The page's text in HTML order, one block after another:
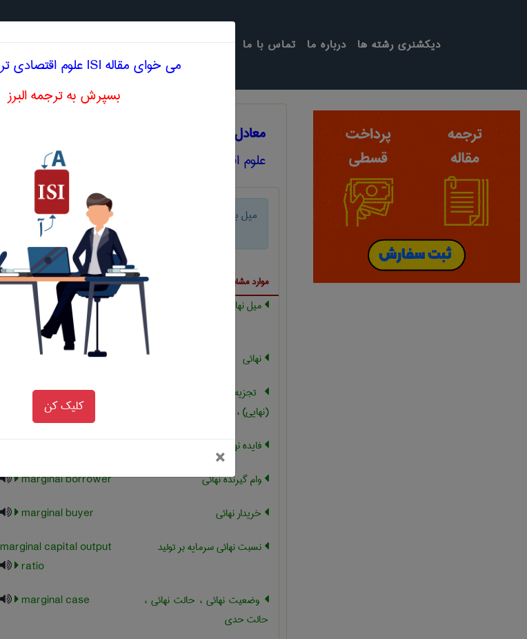
تماس با ما درباره ما دیکشنری رشته ها
معادل انگلیسی میل به پس انداز نهایی
علوم اقتصادی
میل به پس انداز نهایی
marginal propensity to
save
موارد مشابه با اصطلاح تخصصی فارسی میل به پس انداز نهایی
میل نهائی به پس انداز
marginal propensity to
save (mps)
نهائی
marginal
تجزیه و تحلیل حاشیه ای
(نهایی) ، تحلیل نهائی
marginal analysis
فایده نهائی
وام گیرنده نهائی
marginal borrower
خریدار نهائی
marginal buyer
نسبت نهائی سرمایه بر تولید
marginal capital output
ratio
وضعیت نهائی ، حالت نهائی ،
حالت حدی
marginal case
می خوای مقاله ISI علوم اقتصادی ترجمه کنی!؟
بسپرش به ترجمه البرز
کلیک کن
×بستن